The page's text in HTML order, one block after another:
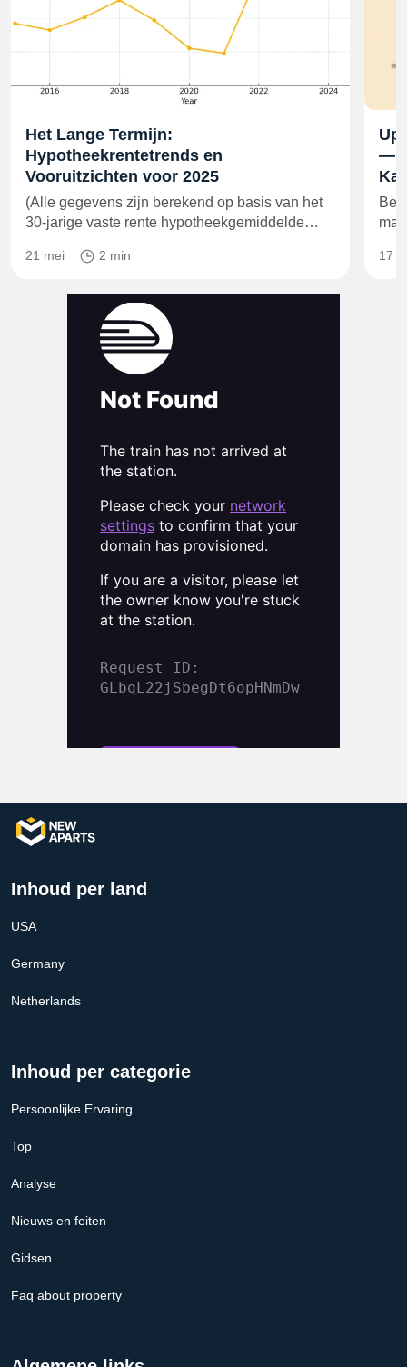
Het Lange Termijn:
Hypotheekrentetrends en
Vooruitzichten voor 2025
(Alle gegevens zijn berekend op basis van het
30-jarige vaste rente hypotheekgemiddelde…
21 mei 2 min
—
17
Inhoud per land
USA
Germany
Netherlands
Inhoud per categorie
Persoonlijke Ervaring
Top
Analyse
Nieuws en feiten
Gidsen
Faq about property